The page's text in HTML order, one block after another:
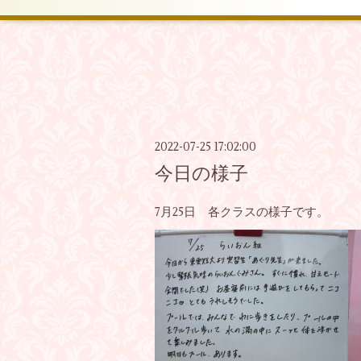
2022-07-25 17:02:00
今日の様子
7月25日 各クラスの様子です。